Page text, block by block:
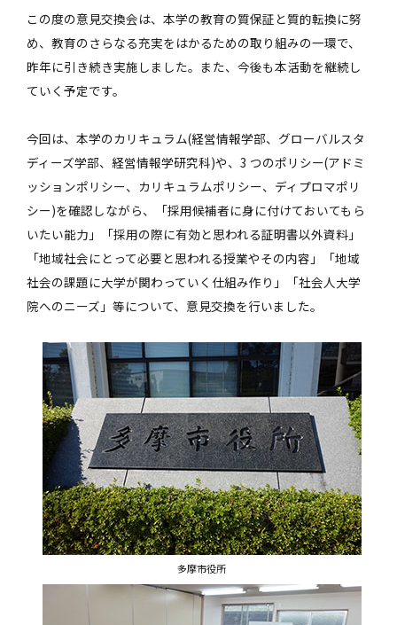
この度の意見交換会は、本学の教育の質保証と質的転換に努
め、教育のさらなる充実をはかるための取り組みの一環で、
昨年に引き続き実施しました。また、今後も本活動を継続し
ていく予定です。
今回は、本学のカリキュラム(経営情報学部、グローバルスタ
ディーズ学部、経営情報学研究科)や、3 つのポリシー(アドミ
ッションポリシー、カリキュラムポリシー、ディプロマポリ
シー)を確認しながら、「採用候補者に身に付けておいてもら
いたい能力」「採用の際に有効と思われる証明書以外資料」
「地域社会にとって必要と思われる授業やその内容」「地域
社会の課題に大学が関わっていく仕組み作り」「社会人大学
院へのニーズ」等について、意見交換を行いました。
多摩市役所